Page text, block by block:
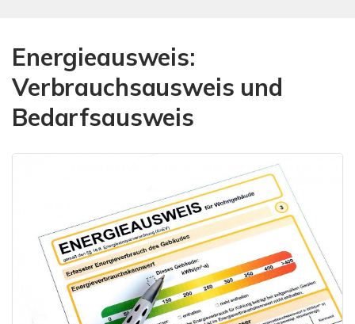
Energieausweis:
Verbrauchsausweis und
Bedarfsausweis